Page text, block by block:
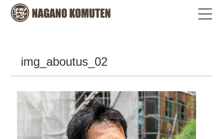
img_aboutus_02